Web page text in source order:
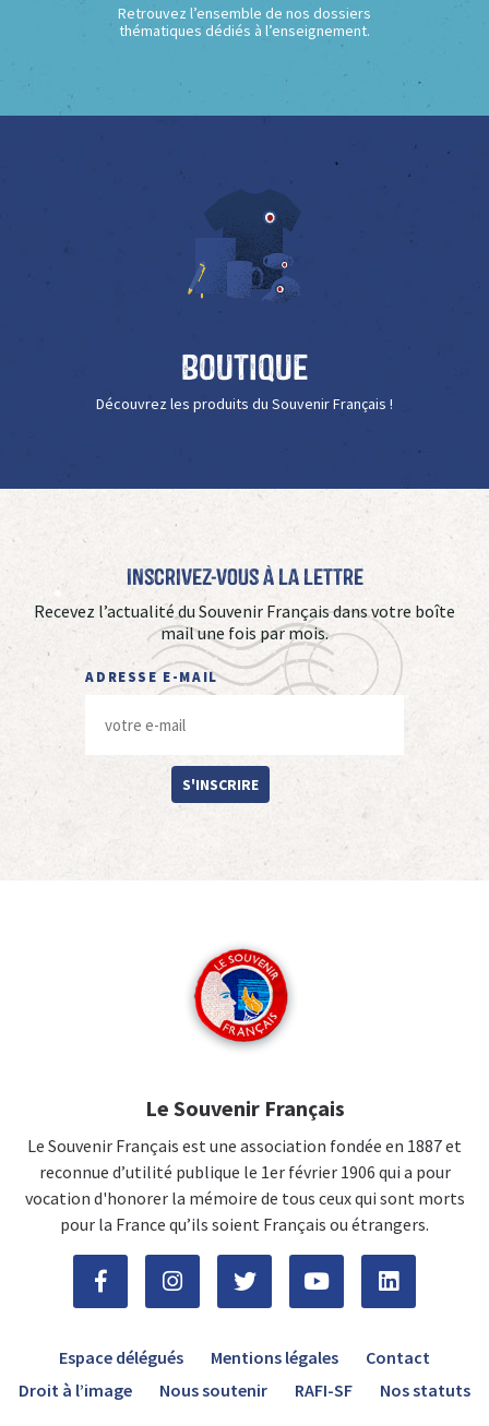
Retrouvez l’ensemble de nos dossiers
thématiques dédiés à l’enseignement.
Boutique
Découvrez les produits du Souvenir Français !
Inscrivez-vous à La Lettre
Recevez l’actualité du Souvenir Français dans votre boîte
mail une fois par mois.
ADRESSE E-MAIL
S'INSCRIRE
Le Souvenir Français
Le Souvenir Français est une association fondée en 1887 et
reconnue d’utilité publique le 1er février 1906 qui a pour
vocation d'honorer la mémoire de tous ceux qui sont morts
pour la France qu’ils soient Français ou étrangers.
Espace délégués Mentions légales
Contact
Droit à l’image
Nous soutenir RAFI-SF Nos statuts